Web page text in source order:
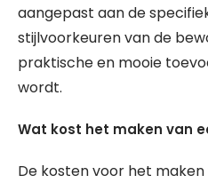
aangepast aan de
stijlvoorkeuren van de
praktische en mooie
wordt.
Wat kost het maken van
De kosten voor het